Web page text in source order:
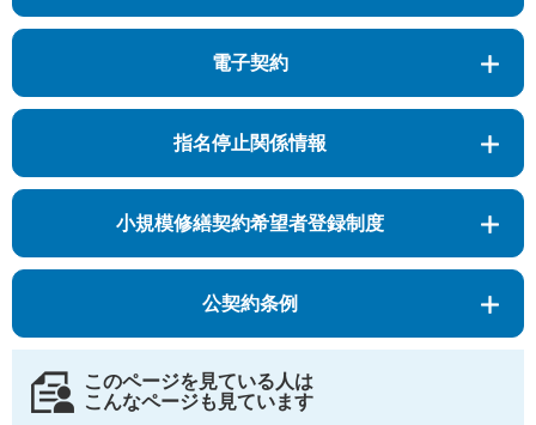
電子契約
指名停止関係情報
小規模修繕契約希望者登録制度
公契約条例
このページを見ている人は
こんなページも見ています